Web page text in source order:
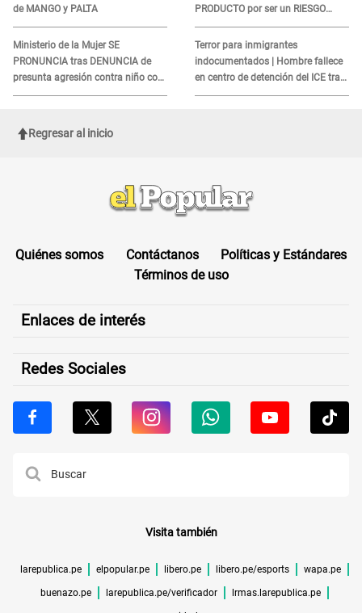
de MANGO y PALTA
Ministerio de la Mujer SE
PRONUNCIA tras DENUNCIA de
presunta agresión contra niño con
autismo en Surco
PRODUCTO por ser un RIESGO
MORTAL para consumidores: ¿Cuál
es?
Terror para inmigrantes
indocumentados | Hombre fallece
en centro de detención del ICE tras
sufrir una "emergencia médica"
Regresar al inicio
Quiénes somos Contáctanos
Políticas y Estándares
Términos de uso
Enlaces de interés
Redes Sociales
Visita también
larepublica.pe elpopular.pe libero.pe libero.pe/esports wapa.pe
buenazo.pe larepublica.pe/verificador lrmas.larepublica.pe